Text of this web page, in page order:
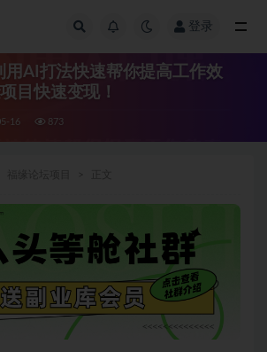
登录
用AI打法快速帮你提高工作效
目快速变现！
16 873